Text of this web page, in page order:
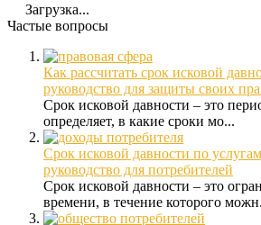
Загрузка...
Частые вопросы
Как рассчитать срок исковой
руководство для защиты своих
Срок исковой давности – это
определяет, в какие сроки мо...
Срок исковой давности по
руководство для потребителей
Срок исковой давности – это
времени, в течение которого